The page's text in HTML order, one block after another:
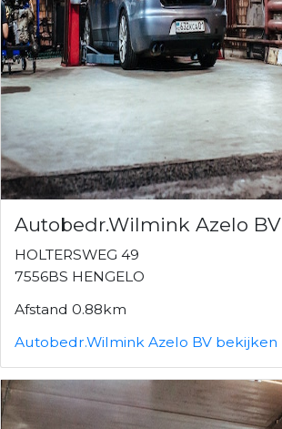
Autobedr.Wilmink Azelo BV
HOLTERSWEG 49
7556BS HENGELO
Afstand 0.88km
Autobedr.Wilmink Azelo BV bekijken